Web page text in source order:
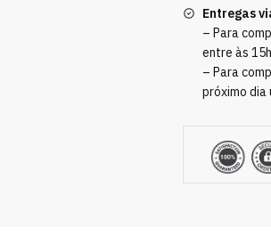
Entregas
– Para
entre às
– Para
próximo dia